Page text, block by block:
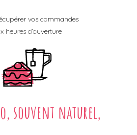
vos commandes
heures d’ouverture
souvent naturel,